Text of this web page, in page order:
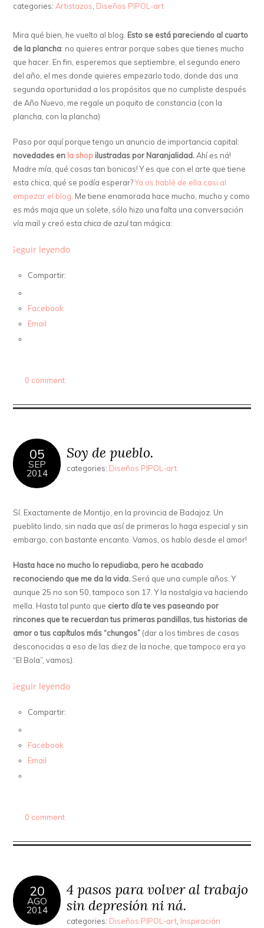
categories:Artistazos Diseños PIPOL-art
Mira qué bien, he vuelto al blog. Esto se está pareciendo al cuarto
de la plancha: no quieres entrar porque sabes que tienes mucho
que hacer. En fin, esperemos que septiembre, el segundoenero
del año, el mes donde quieres empezarlo todo, donde das una
segunda oportunidad a los propósitos que no cumpliste después
de Año Nuevo, me regale un poquito de constancia (con la
plancha, con la plancha)
Paso por aquí porque tengo un anuncio de importancia capital:
novedades en la shop ilustradas por Naranjalidad.Ahí es ná!
Madre mía, qué cosas tan bonicas! Y es que con el arte que tiene
esta chica, qué se podía esperar?Ya os hablé de ella casi al
empezar el blog . Me tiene enamorada hace mucho, mucho y como
es más maja que un solete, sólo hizo una falta una conversación
vía mail y creó estachica de azultan mágica:
Seguir leyendo
Compartir:
Facebook
Email
0 comment
05
SEP
2014
Soy de pueblo.
categories: Diseños PIPOL-art
Sí. Exactamente de Montijo, en la provincia de Badajoz. Un
pueblito lindo, sin nada que así de primeras lo haga especial y sin
embargo, con bastante encanto. Vamos, os hablo desde el amor!
Hasta hace no mucho lo repudiaba, pero he acabado
reconociendo que me da la vida. Será que una cumple años. Y
aunque 25 no son 50, tampoco son 17. Y la nostalgia va haciendo
mella. Hasta tal punto que cierto día te ves paseando por
rincones que te recuerdan tus primeras pandillas, tus historias de
amor o tus capítulos más “chungos” (dar a los timbres de casas
desconocidas a eso de las diez de la noche, que tampoco era yo
“El Bola”, vamos).
Seguir leyendo
Compartir:
Facebook
Email
0 comment
20
AGO
2014
4 pasos para volver al trabajo
sin depresión ni ná.
categories: Diseños PIPOL-art Inspiración